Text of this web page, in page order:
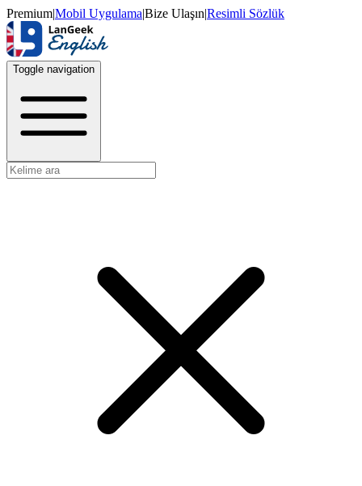
Premium|Mobil Uygulama|Bize Ulaşın|Resimli Sözlük
Toggle navigation